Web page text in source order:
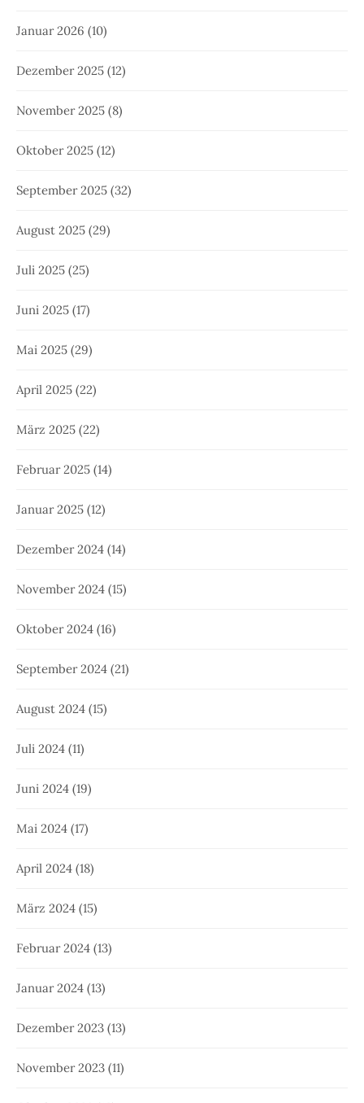
Januar 2026 (10)
Dezember 2025 (12)
November 2025 (8)
Oktober 2025 (12)
September 2025 (32)
August 2025 (29)
Juli 2025 (25)
Juni 2025 (17)
Mai 2025 (29)
April 2025 (22)
März 2025 (22)
Februar 2025 (14)
Januar 2025 (12)
Dezember 2024 (14)
November 2024 (15)
Oktober 2024 (16)
September 2024 (21)
August 2024 (15)
Juli 2024 (11)
Juni 2024 (19)
Mai 2024 (17)
April 2024 (18)
März 2024 (15)
Februar 2024 (13)
Januar 2024 (13)
Dezember 2023 (13)
November 2023 (11)